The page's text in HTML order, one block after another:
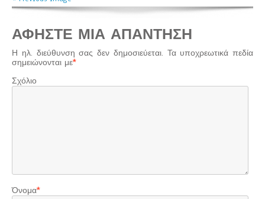
ΑΦΉΣΤΕ ΜΙΑ ΑΠΆΝΤΗΣΗ
Η ηλ. διεύθυνση σας δεν δημοσιεύεται. Τα υποχρεωτικά πεδία
σημειώνονται με*
Σχόλιο
Όνομα*